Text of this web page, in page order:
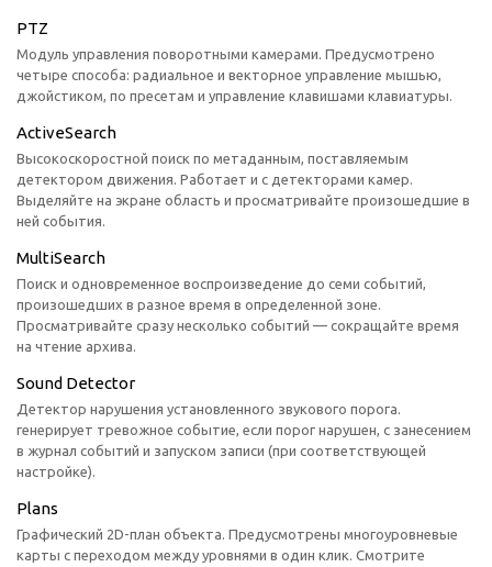
PTZ
Модуль управления поворотными камерами. Предусмотрено
четыре способа: радиальное и векторное управление мышью,
джойстиком, по пресетам и управление клавишами клавиатуры.
ActiveSearch
Высокоскоростной поиск по метаданным, поставляемым
детектором движения. Работает и с детекторами камер.
Выделяйте на экране область и просматривайте произошедшие в
ней события.
MultiSearch
Поиск и одновременное воспроизведение до семи событий,
произошедших в разное время в определенной зоне.
Просматривайте сразу несколько событий — сокращайте время
на чтение архива.
Sound Detector
Детектор нарушения установленного звукового порога.
генерирует тревожное событие, если порог нарушен, с занесением
в журнал событий и запуском записи (при соответствующей
настройке).
Plans
Графический 2D-план объекта. Предусмотрены многоуровневые
карты с переходом между уровнями в один клик. Смотрите